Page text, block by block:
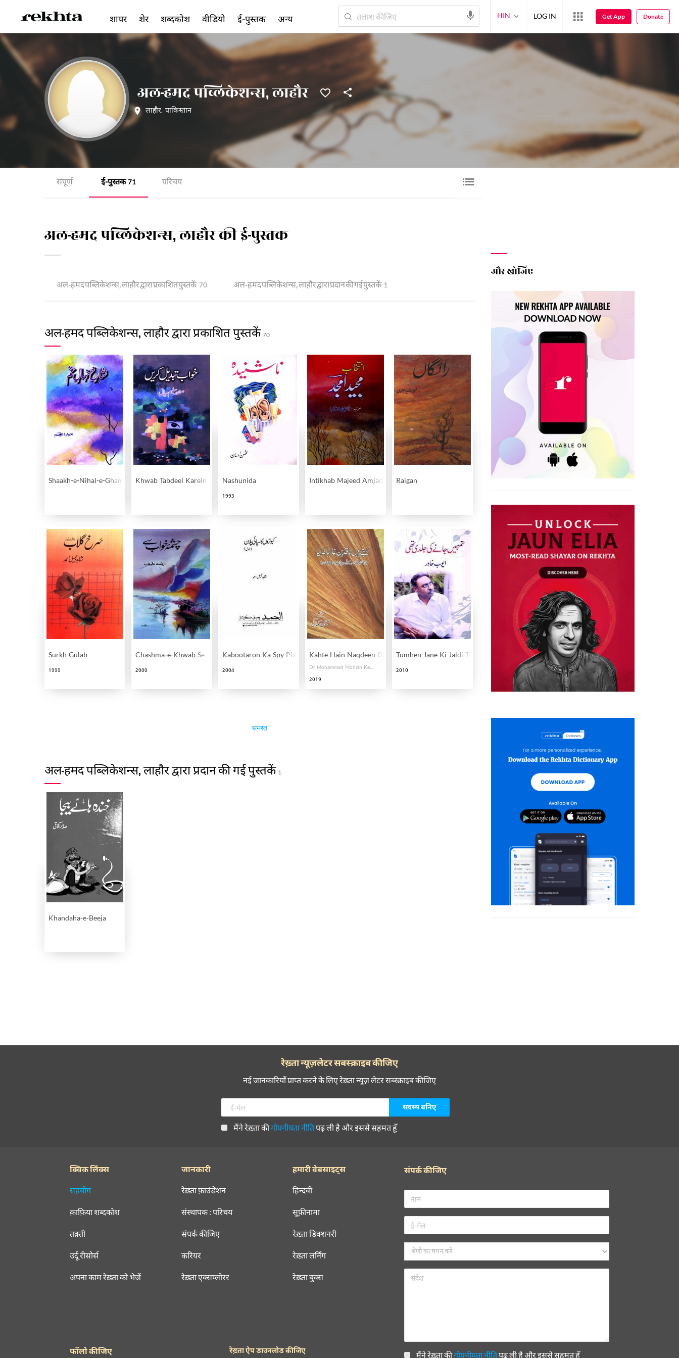
अल-हमद पब्लिकेशन्स, लाहौर
लाहौर, पाकिस्तान
संपूर्ण ई-पुस्तक 71 परिचय
अल-हमद पब्लिकेशन्स, लाहौर की ई-पुस्तक
अल-हमद पब्लिकेशन्स, लाहौर द्वारा प्रकाशित पुस्तकें 70 अल-हमद पब्लिकेशन्स, लाहौर द्वारा प्रदान की गई पुस्तकें 1
अल-हमद पब्लिकेशन्स, लाहौर द्वारा प्रकाशित पुस्तकें 70
Shaakh-e-Nihal-e-Gham Khwab Tabdeel Karein Nashunida
1993
Intikhab Majeed Amjadi Raigan
Surkh Gulab
1999
Chashma-e-Khwab Se
2000
Kabootaron Ka Spy Plan
2004
Kahte Hain Naqdeen Ghaibana Kiya
Dr Mohammad Mohsin Ke Fan Par Tanqeedi Mazameen
2019
Tumhen Jane Ki Jaldi Thi
2010
समस्त
अल-हमद पब्लिकेशन्स, लाहौर द्वारा प्रदान की गई पुस्तकें 1
Khandaha-e-Beeja
और खोजिए
शायर शेर शब्दकोश वीडियो ई-पुस्तक अन्य HIN LOG IN Get App Donate
रेख़्ता न्यूज़लेटर सबस्क्राइब कीजिए
नई जानकारियाँ प्राप्त करने के लिए रेख़्ता न्यूज़ लेटर सब्स्क्राइब कीजिए
मैंने रेख़्ता कीगोपनीयता नीतिपढ़ ली है और इससे सहमत हूँ
क्विक लिंक्स
सहयोग
क़ाफ़िया शब्दकोश
तक़्ती
उर्दू रीसोर्स
अपना काम रेख़्ता को भेजें
जानकारी
रेख़्ता फ़ाउंडेशन
संस्थापक : परिचय
संपर्क कीजिए
करियर
रेख़्ता एक्सप्लोरर
हमारी वेबसाइट्स
हिन्दवी
सूफ़ीनामा
रेख़्ता डिक्शनरी
रेख़्ता लर्निंग
रेख़्ता बुक्स
संपर्क कीजिए
मैंने रेख़्ता कीगोपनीयता नीतिपढ़ ली है और इससे सहमत हूँ
फॉलो कीजिए रेख़्ता ऐप डाउनलोड कीजिए